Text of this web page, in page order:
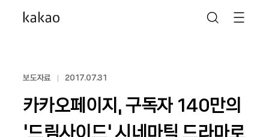
보도자료 2017.07.31
카카오페이지, 구독자 140만의
‘드림사이드’ 시네마틱 드라마로